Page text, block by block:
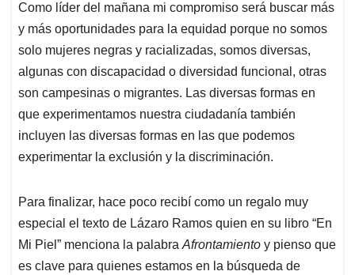
Como líder del mañana mi compromiso será buscar más
y más oportunidades para la equidad porque no somos
solo mujeres negras y racializadas, somos diversas,
algunas con discapacidad o diversidad funcional, otras
son campesinas o migrantes. Las diversas formas en
que experimentamos nuestra ciudadanía también
incluyen las diversas formas en las que podemos
experimentar la exclusión y la discriminación.
Para finalizar, hace poco recibí como un regalo muy
especial el texto de Lázaro Ramos quien en su libro “En
Mi Piel” menciona la palabra Afrontamiento y pienso que
es clave para quienes estamos en la búsqueda de